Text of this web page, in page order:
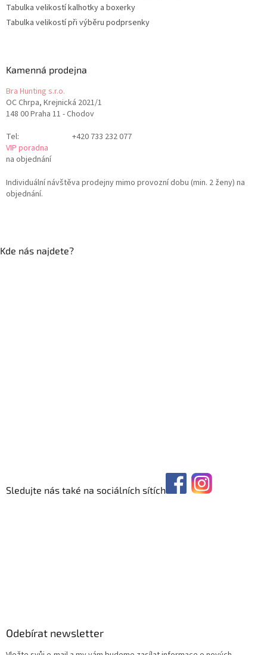
Tabulka velikostí kalhotky a boxerky
Tabulka velikostí při výběru podprsenky
Kamenná prodejna
Bra Hunting s.r.o.
OC Chrpa, Krejnická 2021/1
148 00 Praha 11 - Chodov
Tel:
+420 733 232 077
VIP poradna
na objednání
Individuální návštěva prodejny mimo provozní dobu (min. 2 ženy) na
objednání.
Kde nás najdete?
Sledujte nás také na sociálních sítích
Odebírat newsletter